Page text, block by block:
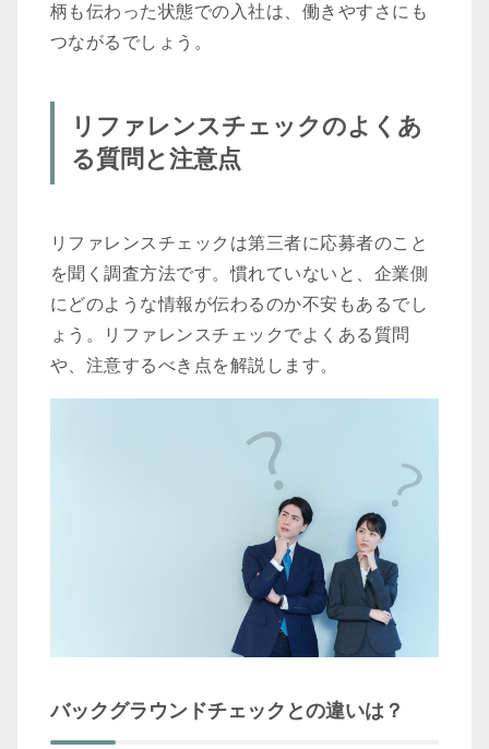
柄も伝わった状態での入社は、働きやすさにも
つながるでしょう。
リファレンスチェックのよくあ
る質問と注意点
リファレンスチェックは第三者に応募者のこと
を聞く調査方法です。慣れていないと、企業側
にどのような情報が伝わるのか不安もあるでし
ょう。リファレンスチェックでよくある質問
や、注意するべき点を解説します。
バックグラウンドチェックとの違いは？